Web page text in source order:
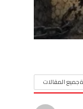
المقالات